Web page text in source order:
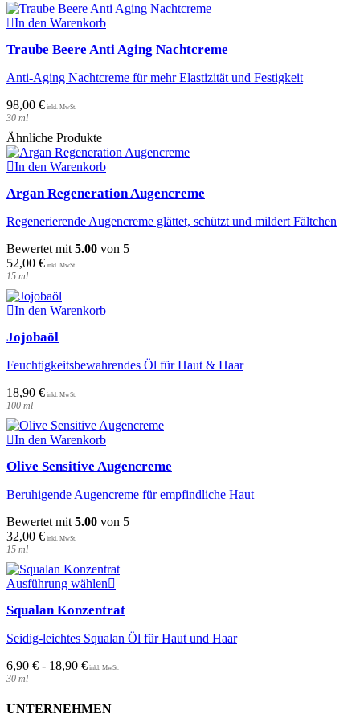
auf
gewählt
In den Warenkorb
Traube Beere Anti Aging Nachtcreme
Anti-Aging Nachtcreme für mehr Elastizität und Festigkeit
98,00 €
30 ml
Ähnliche Produkte
In den Warenkorb
Argan Regeneration Augencreme
Regenerierende Augencreme glättet, schützt und mildert Fältchen
Bewertet mit 5.00 von 5
52,00 €
15 ml
In den Warenkorb
Jojobaöl
Feuchtigkeitsbewahrendes Öl für Haut & Haar
18,90 €
100 ml
In den Warenkorb
Olive Sensitive Augencreme
Beruhigende Augencreme für empfindliche Haut
Bewertet mit 5.00 von 5
32,00 €
15 ml
Ausführung wählen
weist
Varianten
Die
Squalan Konzentrat
Seidig-leichtes Squalan Öl für Haut und Haar
6,90 € - 18,90 €
30 ml
UNTERNEHMEN